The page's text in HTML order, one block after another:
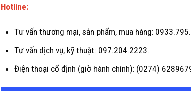
Hotline:
Tư vấn thương mại, sản phẩm, mua hàng:
Tư vấn dịch vụ, kỹ thuật: 097.204.2223.
Điện thoại cố định (giờ hành chính): (0274)